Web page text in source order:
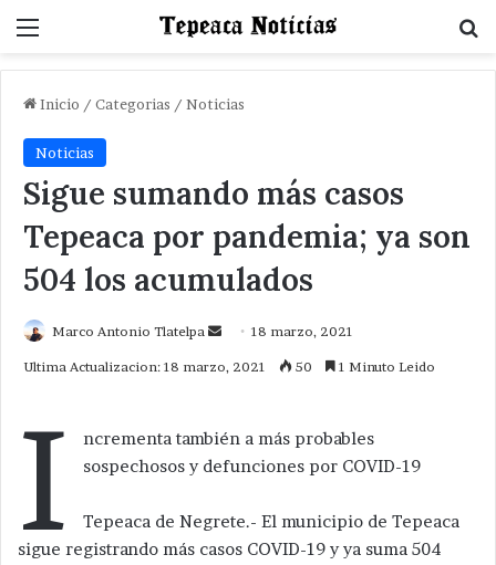
Menu
Inicio / Categorias / Noticias
Noticias
Sigue sumando más casos
Tepeaca por pandemia; ya son
504 los acumulados
Marco Antonio Tlatelpa
Send18 marzo, 2021
Ultima Actualizacion: 18 marzo, 2021 50 1 Minuto Leido
i
ncrementa también a más probables
sospechosos y defunciones por COVID-19
Tepeaca de Negrete.- El municipio de Tepeaca
sigue registrando más casos COVID-19 y ya suma 504